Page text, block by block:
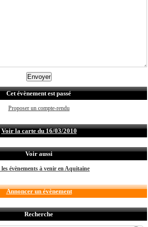
Cet évènement est passé
Proposer un compte-rendu
Voir la carte du 16/03/2010
Voir aussi
les évènements à venir en Aquitaine
Annoncer un évènement
Recherche